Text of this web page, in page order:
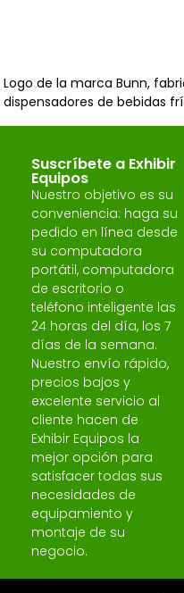
Logo de la marca Bunn,
dispensadores de bebidas
Suscríbete a Exhibir
Equipos
Nuestro objetivo es su
conveniencia: haga su
pedido en línea desde
su computadora
portátil, computadora
de escritorio o
teléfono inteligente las
24 horas del día, los 7
días de la semana.
Nuestro envío rápido,
precios bajos y
excelente servicio al
cliente hacen de
Exhibir Equipos la
mejor opción para
satisfacer todas sus
necesidades de
equipamiento y
montaje de su
negocio.